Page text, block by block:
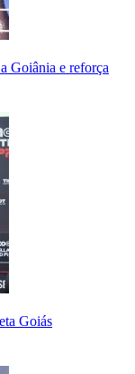
Goiânia e reforça
Goiás